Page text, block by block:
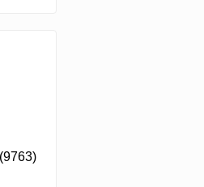
(9763)